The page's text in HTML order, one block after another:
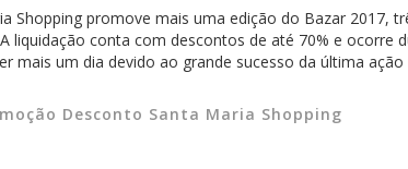
Shopping promove mais uma edição do Bazar 2017,
liquidação conta com descontos de até 70% e ocorre
mais um dia devido ao grande sucesso da última
Desconto Santa Maria Shopping